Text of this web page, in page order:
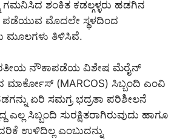
ಗಮನಿಸಿದ ಶಂಕಿತ ಕಡಲ್ಗಳ್ಳರು ಹಡಗಿನ
ಮೊದಲೇ ಸ್ಥಳದಿಂದ
ಮೂಲಗಳು ತಿಳಿಸಿವೆ.
ನೌಕಾಪಡೆಯ ವಿಶೇಷ ಮೆರೈನ್
(MARCOS) ಸಿಬ್ಬಂದಿ ಎಂವಿ
ಏರಿ ಸಮಗ್ರ ಭದ್ರತಾ ಪರಿಶೀಲನೆ
ಎಲ್ಲ ಸಿಬ್ಬಂದಿ ಸುರಕ್ಷಿತರಾಗಿರುವುದು ಹಾಗೂ
ಉಳಿದಿಲ್ಲ ಎಂಬುದನ್ನು